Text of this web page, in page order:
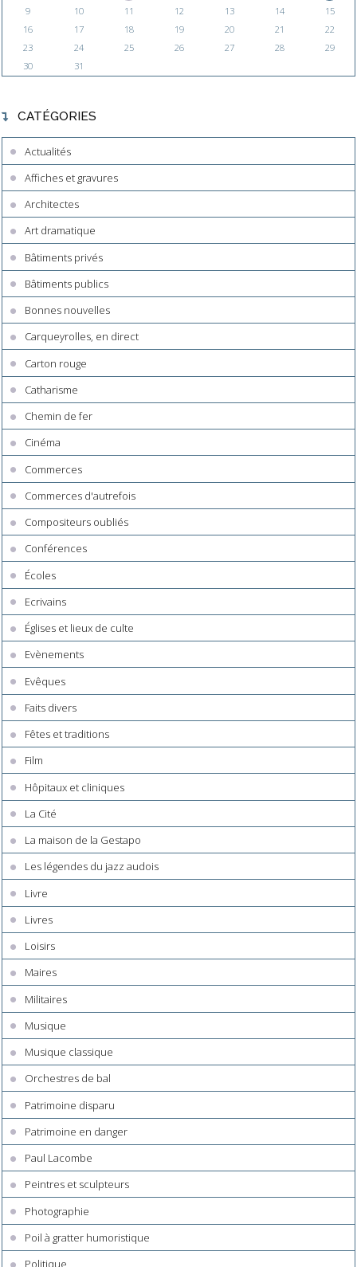
9
10 11 12 13 14
15
16
17 18 19 20 21
22
23
24 25 26 27 28
29
30
31
CATÉGORIES
Actualités
Affiches et gravures
Architectes
Art dramatique
Bâtiments privés
Bâtiments publics
Bonnes nouvelles
Carqueyrolles, en direct
Carton rouge
Catharisme
Chemin de fer
Cinéma
Commerces
Commerces d'autrefois
Compositeurs oubliés
Conférences
Écoles
Ecrivains
Églises et lieux de culte
Evènements
Evêques
Faits divers
Fêtes et traditions
Film
Hôpitaux et cliniques
La Cité
La maison de la Gestapo
Les légendes du jazz audois
Livre
Livres
Loisirs
Maires
Militaires
Musique
Musique classique
Orchestres de bal
Patrimoine disparu
Patrimoine en danger
Paul Lacombe
Peintres et sculpteurs
Photographie
Poil à gratter humoristique
Politique